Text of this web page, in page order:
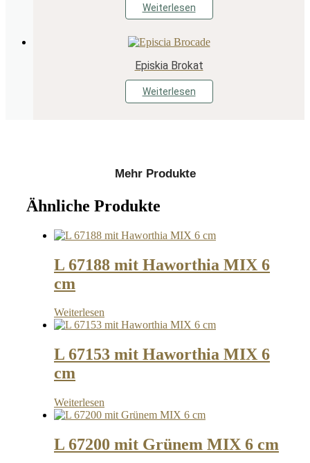
Weiterlesen
Episkia Brokat
Weiterlesen
Mehr Produkte
Ähnliche Produkte
L 67188 mit Haworthia MIX 6
cm
Weiterlesen
L 67153 mit Haworthia MIX 6
cm
Weiterlesen
L 67200 mit Grünem MIX 6 cm